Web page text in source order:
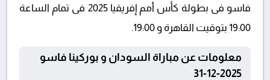
فاسو فى بطولة كأس أمم إفريقيا 2025 فى تمام الساعة
19:00 بتوقيت القاهرة و 19:00.
معلومات عن مباراة السودان و بوركينا فاسو
2025-12-31